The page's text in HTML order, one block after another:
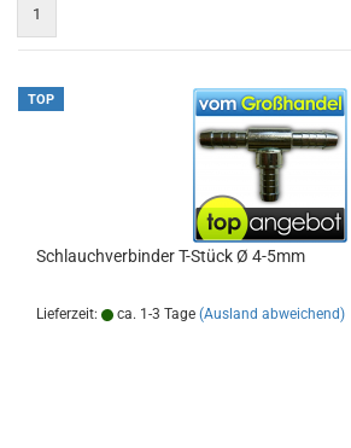
1
TOP
Schlauchverbinder T-Stück Ø 4-5mm
Lieferzeit: ca. 1-3 Tage (Ausland abweichend)